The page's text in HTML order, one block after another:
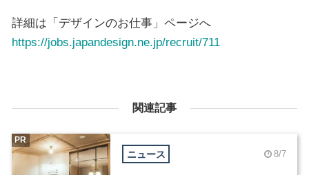
詳細は「デザインのお仕事」ページへ
https://jobs.japandesign.ne.jp/recruit/711
関連記事
ニュース 8/7
PR